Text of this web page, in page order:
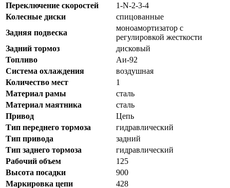
Переключение скоростей
1-N-2-3-4
Колесные диски
спицованные
Задняя подвеска
моноамортизатор с
регулировкой жесткости
Задний тормоз
дисковый
Топливо
Аи-92
Система охлаждения
воздушная
Количество мест
1
Материал рамы
сталь
Материал маятника
сталь
Привод
Цепь
Тип переднего тормоза
гидравлический
Тип привода
задний
Тип заднего тормоза
гидравлический
Рабочий объем
125
Высота посадки
900
Маркировка цепи
428